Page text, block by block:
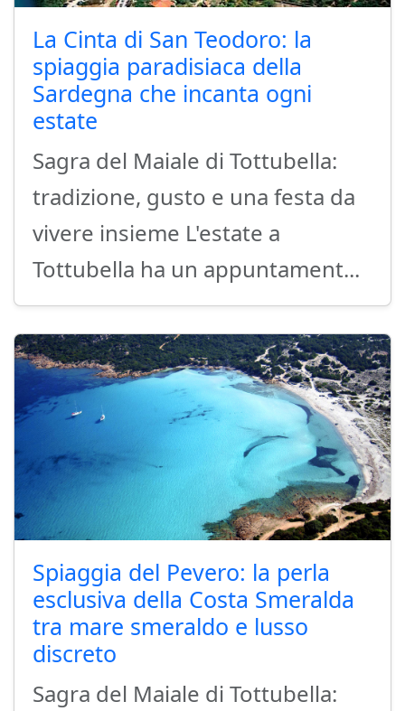
La Cinta di San Teodoro: la
spiaggia paradisiaca della
Sardegna che incanta ogni
estate
Sagra del Maiale di Tottubella:
tradizione, gusto e una festa da
vivere insieme L'estate a
Tottubella ha un appuntament...
Spiaggia del Pevero: la perla
esclusiva della Costa Smeralda
tra mare smeraldo e lusso
discreto
Sagra del Maiale di Tottubella: